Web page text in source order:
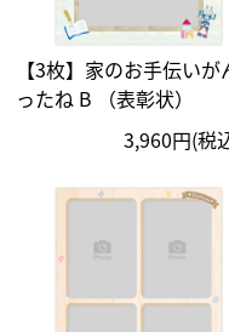
【3枚】家のお手伝いが
ったね B （表彰状）
3,960円(税